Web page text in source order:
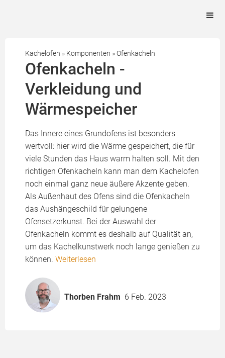
Kachelofen » Komponenten »Ofenkacheln
Ofenkacheln -
Verkleidung und
Wärmespeicher
Das Innere eines Grundofens ist besonders
wertvoll: hier wird die Wärme gespeichert, die für
viele Stunden das Haus warm halten soll. Mit den
richtigen Ofenkacheln kann man dem Kachelofen
noch einmal ganz neue äußere Akzente geben.
Als Außenhaut des Ofens sind die Ofenkacheln
das Aushängeschild für gelungene
Ofensetzerkunst. Bei der Auswahl der
Ofenkacheln kommt es deshalb auf Qualität an,
um das Kachelkunstwerk noch lange genießen zu
können. Weiterlesen
Thorben Frahm 6 Feb. 2023